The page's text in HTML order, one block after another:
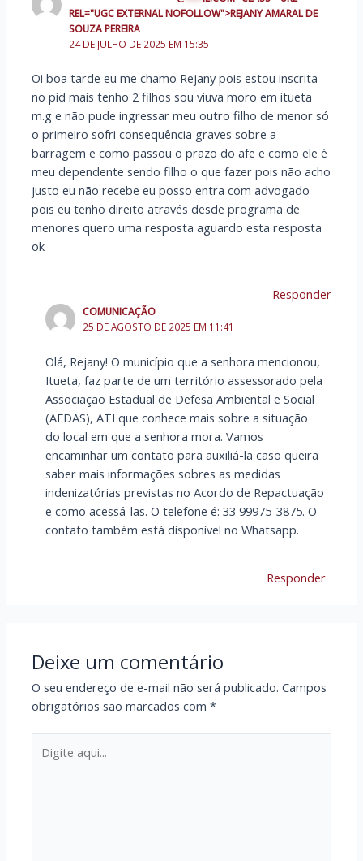
REL="UGC EXTERNAL NOFOLLOW">REJANY AMARAL DE
SOUZA PEREIRA
24 DE JULHO DE 2025 EM 15:35
Oi boa tarde eu me chamo Rejany pois estou inscrita
no pid mais tenho 2 filhos sou viuva moro em itueta
m.g e não pude ingressar meu outro filho de menor só
o primeiro sofri consequência graves sobre a
barragem e como passou o prazo do afe e como ele é
meu dependente sendo filho o que fazer pois não acho
justo eu não recebe eu posso entra com advogado
pois eu tenho direito através desde programa de
menores quero uma resposta aguardo esta resposta
ok
Responder
COMUNICAÇÃO
25 DE AGOSTO DE 2025 EM 11:41
Olá, Rejany! O município que a senhora mencionou,
Itueta, faz parte de um território assessorado pela
Associação Estadual de Defesa Ambiental e Social
(AEDAS), ATI que conhece mais sobre a situação
do local em que a senhora mora. Vamos
encaminhar um contato para auxiliá-la caso queira
saber mais informações sobres as medidas
indenizatórias previstas no Acordo de Repactuação
e como acessá-las. O telefone é: 33 99975-3875. O
contato também está disponível no Whatsapp.
Responder
Deixe um comentário
O seu endereço de e-mail não será publicado. Campos
obrigatórios são marcados com*
aqui...